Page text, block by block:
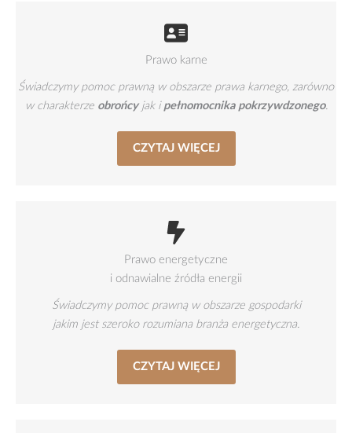
Prawo karne
Świadczymy pomoc prawną w obszarze prawa karnego, zarówno
w charakterze obrońcyjak i pełnomocnika pokrzywdzonego.
CZYTAJ WIĘCEJ
Prawo energetyczne
i odnawialne źródła energii
Świadczymy pomoc prawną w obszarze gospodarki
jakim jest szeroko rozumiana branża energetyczna.
CZYTAJ WIĘCEJ